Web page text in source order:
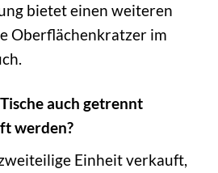
bietet einen weiteren
Oberflächenkratzer im
auch getrennt
werden?
Einheit verkauft,